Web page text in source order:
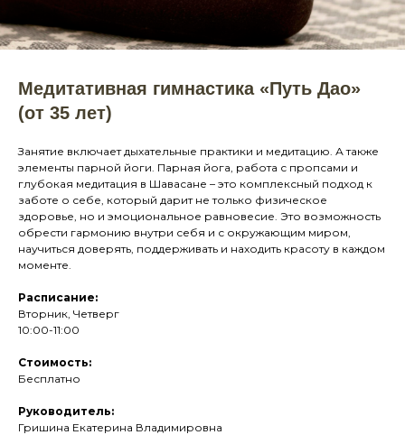
Медитативная гимнастика «Путь Дао»
(от 35 лет)
Занятие включает дыхательные практики и медитацию. А также
элементы парной йоги. Парная йога, работа с пропсами и
глубокая медитация в Шавасане – это комплексный подход к
заботе о себе, который дарит не только физическое
здоровье, но и эмоциональное равновесие. Это возможность
обрести гармонию внутри себя и с окружающим миром,
научиться доверять, поддерживать и находить красоту в каждом
моменте.
Расписание:
Вторник, Четверг
10:00-11:00
Стоимость:
Бесплатно
Руководитель:
Гришина Екатерина Владимировна